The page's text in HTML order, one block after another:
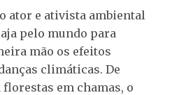
ator e ativista ambiental
pelo mundo para
mão os efeitos
climáticas. De
em chamas, o